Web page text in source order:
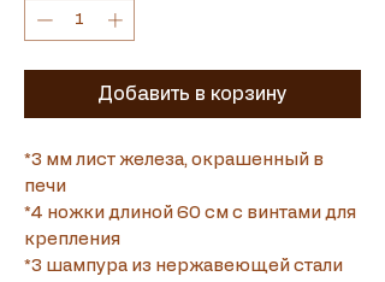
Добавить в корзину
*3 мм лист железа, окрашенный в
печи
*4 ножки длиной 60 см с винтами для
крепления
*3 шампура из нержавеющей стали